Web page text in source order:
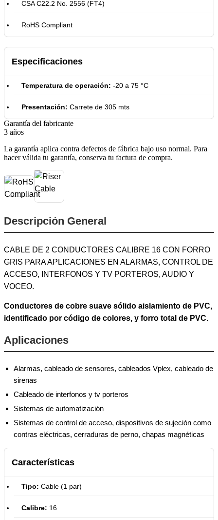
CSA C22.2 No. 2556 (FT4)
RoHS Compliant
Especificaciones
Temperatura de operación: -20 a 75 °C
Presentación: Carrete de 305 mts
Garantía del fabricante
3 años
La garantía aplica contra defectos de fábrica bajo uso normal. Para
hacer válida tu garantía, conserva tu factura de compra.
Descripción General
CABLE DE 2 CONDUCTORES CALIBRE 16 CON FORRO
GRIS PARA APLICACIONES EN ALARMAS, CONTROL DE
ACCESO, INTERFONOS Y TV PORTEROS, AUDIO Y
VOCEO.
Conductores de cobre suave sólido aislamiento de PVC,
identificado por código de colores, y forro total de PVC.
Aplicaciones
Alarmas, cableado de sensores, cableados Vplex, cableado de
sirenas
Cableado de interfonos y tv porteros
Sistemas de automatización
Sistemas de control de acceso, dispositivos de sujeción como
contras eléctricas, cerraduras de perno, chapas magnéticas
Características
Tipo: Cable (1 par)
Calibre: 16